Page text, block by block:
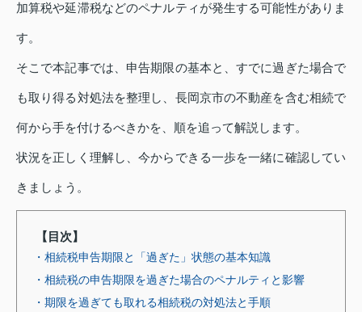
加算税や延滞税などのペナルティが発生する可能性がありま
す。
そこで本記事では、申告期限の基本と、すでに過ぎた場合で
も取り得る対処法を整理し、長岡京市の不動産を含む相続で
何から手を付けるべきかを、順を追って解説します。
状況を正しく理解し、今からできる一歩を一緒に確認してい
きましょう。
【目次】
・相続税申告期限と「過ぎた」状態の基本知識
・相続税の申告期限を過ぎた場合のペナルティと影響
・期限を過ぎても取れる相続税の対処法と手順